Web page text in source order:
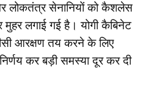
लोकतंत्र सेनानियों को कैशलेस
लगाई गई है। योगी कैबिनेट
आरक्षण तय करने के लिए
कर बड़ी समस्‍या दूर कर दी